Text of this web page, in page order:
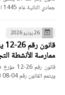
جمادي الثانية عام 1445 الموافق 23 ديسم…
26 يونيو 2026
ممارسة الأنشطة
ويتمم القانون رقم 04-08 المؤرخ في 27 جماد…